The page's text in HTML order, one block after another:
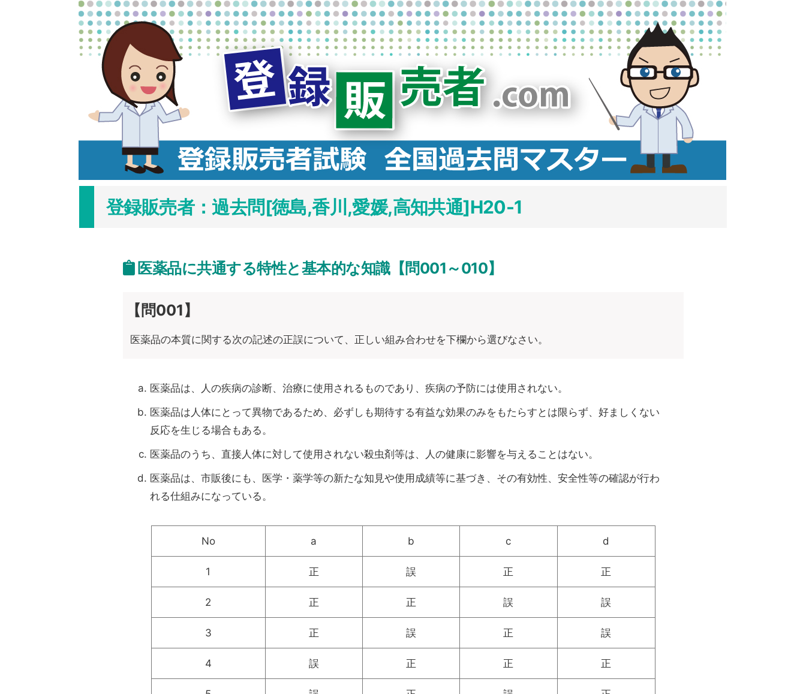
登録販売者：過去問[徳島,香川,愛媛,高知共通]H20-1
医薬品に共通する特性と基本的な知識【問001～010】
【問001】
医薬品の本質に関する次の記述の正誤について、正しい組み合わせを下欄から選びなさい。
医薬品は、人の疾病の診断、治療に使用されるものであり、疾病の予防には使用されない。
医薬品は人体にとって異物であるため、必ずしも期待する有益な効果のみをもたらすとは限らず、好ましくない
反応を生じる場合もある。
医薬品のうち、直接人体に対して使用されない殺虫剤等は、人の健康に影響を与えることはない。
医薬品は、市販後にも、医学・薬学等の新たな知見や使用成績等に基づき、その有効性、安全性等の確認が行わ
れる仕組みになっている。
No a b c d
1 正 誤 正 正
2 正 正 誤 誤
3 正 誤 正 誤
4 誤 正 正 正